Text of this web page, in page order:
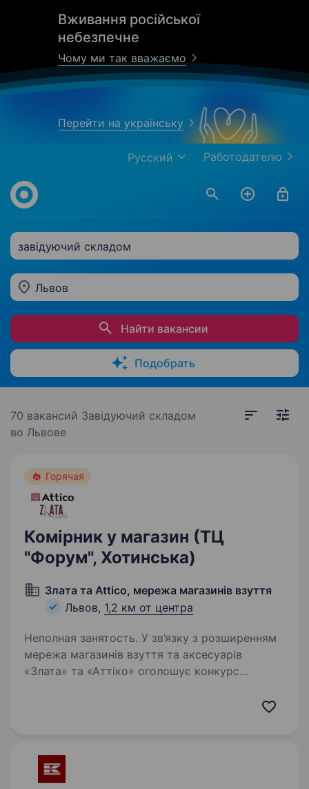
Вживання російської
небезпечне
Чому ми так вважаємо
Перейти на українську
Работодателю
Русский
завідуючий складом
Львов
Найти вакансии
Подобрать
70 вакансий Завідуючий складом
во Львове
Горячая
Комірник у магазин (ТЦ
"Форум", Хотинська)
Злата та Attico, мережа магазинів взуття
Львов, 1,2 км от центра
Неполная занятость. У зв’язку з розширенням
мережа магазинів взуття та аксесуарів
«Злата» та «Аттіко» оголошує конкурс
та енергійних людей з досвідом та без досвіду